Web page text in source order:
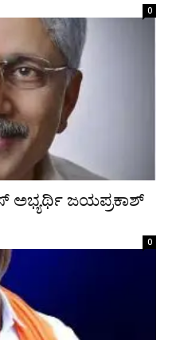
0
ಅಭ್ಯರ್ಥಿ ಜಯಪ್ರಕಾಶ್
0